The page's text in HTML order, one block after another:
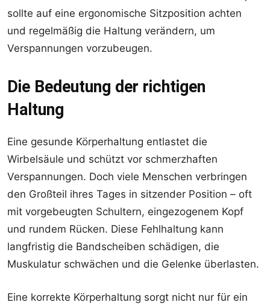
sollte auf eine ergonomische Sitzposition achten
und regelmäßig die Haltung verändern, um
Verspannungen vorzubeugen.
Die Bedeutung der richtigen
Haltung
Eine gesunde Körperhaltung entlastet die
Wirbelsäule und schützt vor schmerzhaften
Verspannungen. Doch viele Menschen verbringen
den Großteil ihres Tages in sitzender Position – oft
mit vorgebeugten Schultern, eingezogenem Kopf
und rundem Rücken. Diese Fehlhaltung kann
langfristig die Bandscheiben schädigen, die
Muskulatur schwächen und die Gelenke überlasten.
Eine korrekte Körperhaltung sorgt nicht nur für ein